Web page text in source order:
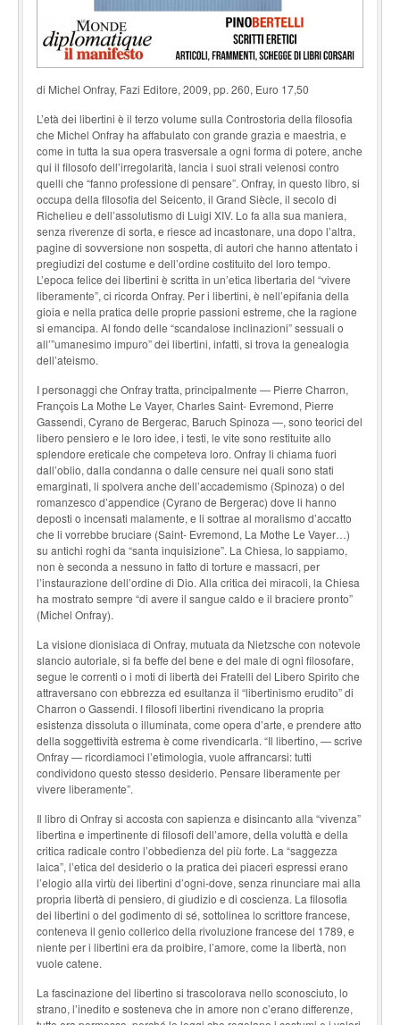
di Michel Onfray, Fazi Editore, 2009, pp. 260, Euro 17,50
L’età dei libertini è il terzo volume sulla Controstoria della filosofia
che Michel Onfray ha affabulato con grande grazia e maestria, e
come in tutta la sua opera trasversale a ogni forma di potere, anche
qui il filosofo dell’irregolarità, lancia i suoi strali velenosi contro
quelli che “fanno professione di pensare”. Onfray, in questo libro, si
occupa della filosofia del Seicento, il Grand Siècle, il secolo di
Richelieu e dell’assolutismo di Luigi XIV. Lo fa alla sua maniera,
senza riverenze di sorta, e riesce ad incastonare, una dopo l’altra,
pagine di sovversione non sospetta, di autori che hanno attentato i
pregiudizi del costume e dell’ordine costituito del loro tempo.
L’epoca felice dei libertini è scritta in un’etica libertaria del “vivere
liberamente”, ci ricorda Onfray. Per i libertini, è nell’epifania della
gioia e nella pratica delle proprie passioni estreme, che la ragione
si emancipa. Al fondo delle “scandalose inclinazioni” sessuali o
all’”umanesimo impuro” dei libertini, infatti, si trova la genealogia
dell’ateismo.
I personaggi che Onfray tratta, principalmente — Pierre Charron,
François La Mothe Le Vayer, Charles Saint- Evremond, Pierre
Gassendi, Cyrano de Bergerac, Baruch Spinoza —, sono teorici del
libero pensiero e le loro idee, i testi, le vite sono restituite allo
splendore ereticale che competeva loro. Onfray li chiama fuori
dall’oblio, dalla condanna o dalle censure nei quali sono stati
emarginati, li spolvera anche dell’accademismo (Spinoza) o del
romanzesco d’appendice (Cyrano de Bergerac) dove li hanno
deposti o incensati malamente, e li sottrae al moralismo d’accatto
che li vorrebbe bruciare (Saint- Evremond, La Mothe Le Vayer…)
su antichi roghi da “santa inquisizione”. La Chiesa, lo sappiamo,
non è seconda a nessuno in fatto di torture e massacri, per
l’instaurazione dell’ordine di Dio. Alla critica dei miracoli, la Chiesa
ha mostrato sempre “di avere il sangue caldo e il braciere pronto”
(Michel Onfray).
La visione dionisiaca di Onfray, mutuata da Nietzsche con notevole
slancio autoriale, si fa beffe del bene e del male di ogni filosofare,
segue le correnti o i moti di libertà dei Fratelli del Libero Spirito che
attraversano con ebbrezza ed esultanza il “libertinismo erudito” di
Charron o Gassendi. I filosofi libertini rivendicano la propria
esistenza dissoluta o illuminata, come opera d’arte, e prendere atto
della soggettività estrema è come rivendicarla. “Il libertino, — scrive
Onfray — ricordiamoci l’etimologia, vuole affrancarsi: tutti
condividono questo stesso desiderio. Pensare liberamente per
vivere liberamente”.
Il libro di Onfray si accosta con sapienza e disincanto alla “vivenza”
libertina e impertinente di filosofi dell’amore, della voluttà e della
critica radicale contro l’obbedienza del più forte. La “saggezza
laica”, l’etica del desiderio o la pratica dei piaceri espressi erano
l’elogio alla virtù dei libertini d’ogni-dove, senza rinunciare mai alla
propria libertà di pensiero, di giudizio e di coscienza. La filosofia
dei libertini o del godimento di sé, sottolinea lo scrittore francese,
conteneva il genio collerico della rivoluzione francese del 1789, e
niente per i libertini era da proibire, l’amore, come la libertà, non
vuole catene.
La fascinazione del libertino si trascolorava nello sconosciuto, lo
strano, l’inedito e sosteneva che in amore non c’erano differenze,